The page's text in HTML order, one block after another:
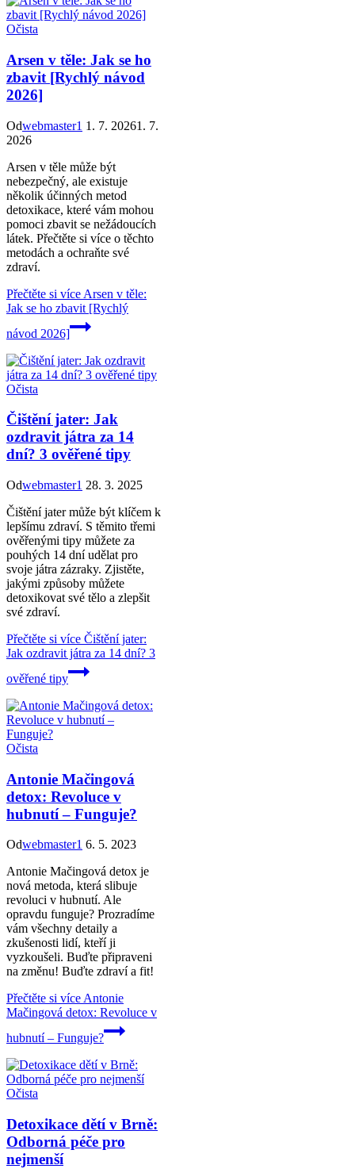
Očista
Arsen v těle: Jak se ho
zbavit [Rychlý návod
2026]
Odwebmaster1 1. 7. 20261. 7.
2026
Arsen v těle může být
nebezpečný, ale existuje
několik účinných metod
detoxikace, které vám mohou
pomoci zbavit se nežádoucích
látek. Přečtěte si více o těchto
metodách a ochraňte své
zdraví.
Přečtěte si více Arsen v těle:
Jak se ho zbavit [Rychlý
návod 2026]
Očista
Čištění jater: Jak
ozdravit játra za 14
dní? 3 ověřené tipy
Odwebmaster1 28. 3. 2025
Čištění jater může být klíčem k
lepšímu zdraví. S těmito třemi
ověřenými tipy můžete za
pouhých 14 dní udělat pro
svoje játra zázraky. Zjistěte,
jakými způsoby můžete
detoxikovat své tělo a zlepšit
své zdraví.
Přečtěte si více Čištění jater:
Jak ozdravit játra za 14 dní? 3
ověřené tipy
Očista
Antonie Mačingová
detox: Revoluce v
hubnutí – Funguje?
Odwebmaster1 6. 5. 2023
Antonie Mačingová detox je
nová metoda, která slibuje
revoluci v hubnutí. Ale
opravdu funguje? Prozradíme
vám všechny detaily a
zkušenosti lidí, kteří ji
vyzkoušeli. Buďte připraveni
na změnu! Buďte zdraví a fit!
Přečtěte si víceAntonie
Mačingová detox: Revoluce v
hubnutí – Funguje?
Očista
Detoxikace dětí v Brně:
Odborná péče pro
nejmenší